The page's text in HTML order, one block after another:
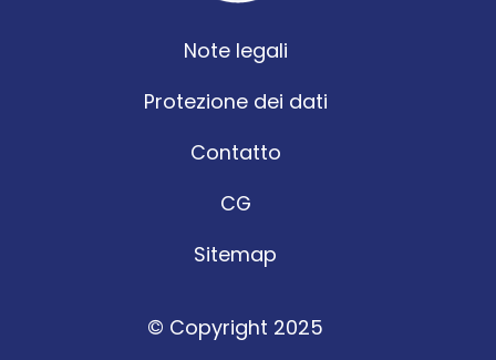
Note legali
Protezione dei dati
Contatto
CG
Sitemap
© Copyright 2025